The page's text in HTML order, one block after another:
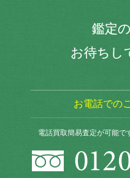
鑑定
お待ちし
お電話での
電話買取簡易査定が可能で